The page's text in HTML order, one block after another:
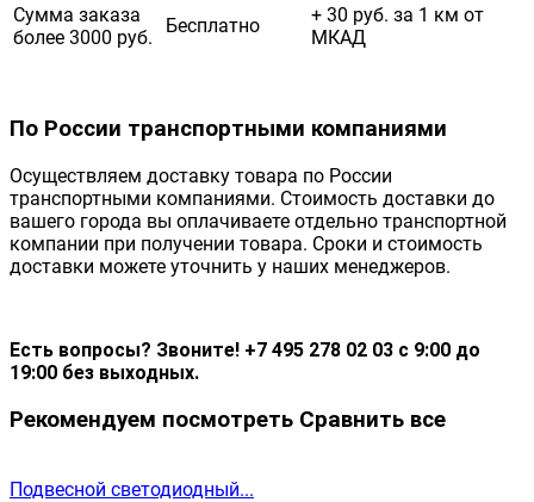
Сумма заказа
более 3000 руб.
Бесплатно
+ 30 руб. за 1 км от
МКАД
По России транспортными компаниями
Осуществляем доставку товара по России
транспортными компаниями. Стоимость доставки до
вашего города вы оплачиваете отдельно транспортной
компании при получении товара. Сроки и стоимость
доставки можете уточнить у наших менеджеров.
Есть вопросы? Звоните! +7 495 278 02 03 с 9:00 до
19:00 без выходных.
Рекомендуем посмотреть Сравнить все
Подвесной светодиодный...